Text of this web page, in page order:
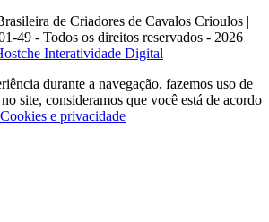
de Criadores de Cavalos Crioulos |
49 - Todos os direitos reservados - 2026
durante a navegação, fazemos uso de
site, consideramos que você está de acordo
e privacidade